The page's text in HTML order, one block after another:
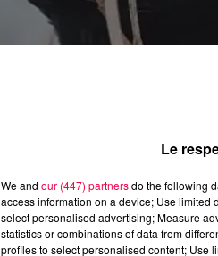
Le
We and our (447) partnersdo the following
access information on a device; Use limited
select personalised advertising; Measure
statistics or combinations of data from
profiles to select personalised content; Use